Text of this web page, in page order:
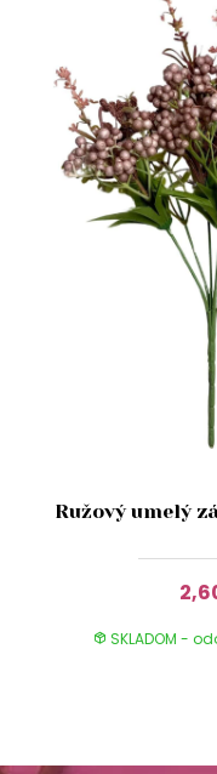
Ružový umelý
SKLADOM -